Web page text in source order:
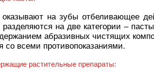
оказывают на зубы отбеливающее
разделяются на две категории –
абразивных чистящих
со всеми противопоказаниями.
растительные препараты: